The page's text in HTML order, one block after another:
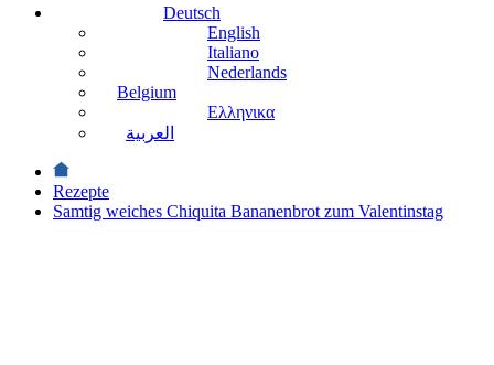
Deutsch
English
Italiano
Nederlands
Belgium
Ελληνικα
العربية
Rezepte
Samtig weiches Chiquita Bananenbrot zum Valentinstag